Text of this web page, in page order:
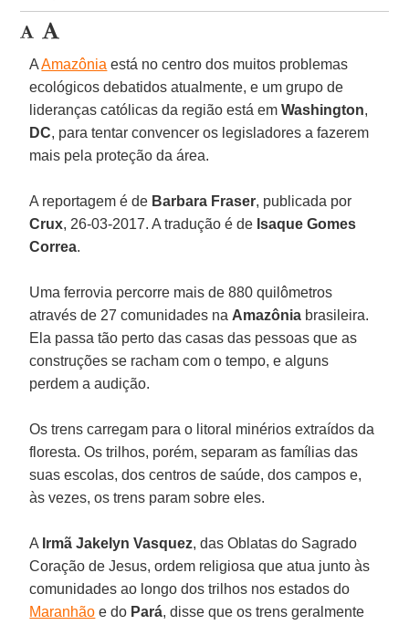
AAmazônia está no centro dos muitos problemas
ecológicos debatidos atualmente, e um grupo de
lideranças católicas da região está em Washington,
DC, para tentar convencer os legisladores a fazerem
mais pela proteção da área.
A reportagem é de Barbara Fraser, publicada por
Crux, 26-03-2017. A tradução é de Isaque Gomes
Correa.
Uma ferrovia percorre mais de 880 quilômetros
através de 27 comunidades na Amazônia brasileira.
Ela passa tão perto das casas das pessoas que as
construções se racham com o tempo, e alguns
perdem a audição.
Os trens carregam para o litoral minérios extraídos da
floresta. Os trilhos, porém, separam as famílias das
suas escolas, dos centros de saúde, dos campos e,
às vezes, os trens param sobre eles.
A Irmã Jakelyn Vasquez, das Oblatas do Sagrado
Coração de Jesus, ordem religiosa que atua junto às
comunidades ao longo dos trilhos nos estados do
Maranhão e do Pará, disse que os trens geralmente